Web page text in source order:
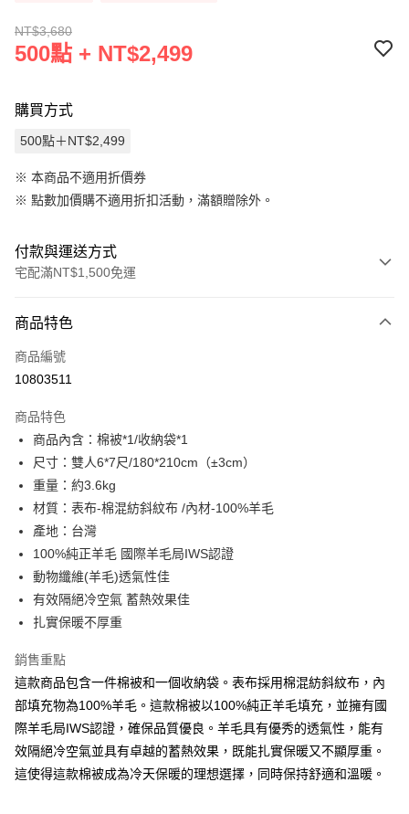
NT$3,680
500點 + NT$2,499
購買方式
500點＋NT$2,499
※ 本商品不適用折價券
※ 點數加價購不適用折扣活動，滿額贈除外。
付款與運送方式
宅配滿NT$1,500免運
信用卡一次付款
LINE Pay
街口支付
悠遊付
全盈+PAY
ATM付款
運送方式
商品特色
商品編號
10803511
商品特色
商品內含：棉被*1/收納袋*1
尺寸：雙人6*7尺/180*210cm（±3cm）
重量：約3.6kg
材質：表布-棉混紡斜紋布 /內材-100%羊毛
產地：台灣
100%純正羊毛 國際羊毛局IWS認證
動物纖維(羊毛)透氣性佳
有效隔絕冷空氣 蓄熱效果佳
扎實保暖不厚重
銷售重點
這款商品包含一件棉被和一個收納袋。表布採用棉混紡斜紋布，內
部填充物為100%羊毛。這款棉被以100%純正羊毛填充，並擁有國
際羊毛局IWS認證，確保品質優良。羊毛具有優秀的透氣性，能有
效隔絕冷空氣並具有卓越的蓄熱效果，既能扎實保暖又不顯厚重。
這使得這款棉被成為冷天保暖的理想選擇，同時保持舒適和溫暖。